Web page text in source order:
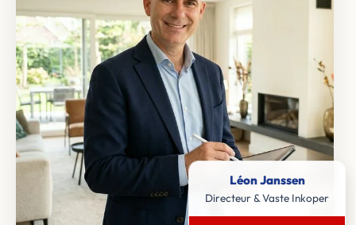
Léon Janssen
Directeur & Vaste Inkoper